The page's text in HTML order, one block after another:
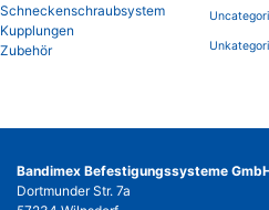
Schneckenschraubsystem
Kupplungen
Zubehör
Bandimex Befestigungssysteme
Dortmunder Str. 7a